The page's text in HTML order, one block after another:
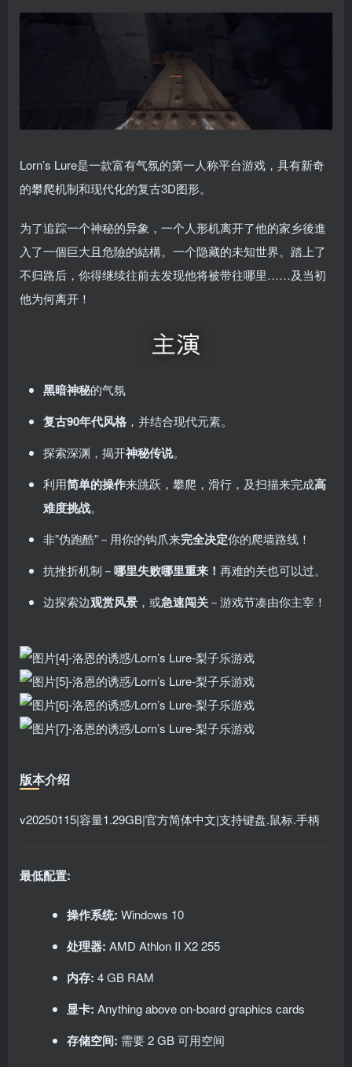
Lorn’s Lure是一款富有气氛的第一人称平台游戏，具有新奇
的攀爬机制和现代化的复古3D图形。
为了追踪一个神秘的异象，一个人形机离开了他的家乡後進
入了一個巨大且危險的結構。一个隐藏的未知世界。踏上了
不归路后，你得继续往前去发现他将被带往哪里……及当初
他为何离开！
黑暗神秘的气氛
复古90年代风格 ，并结合现代元素。
探索深渊，揭开神秘传说。
利用简单的操作来跳跃，攀爬，滑行，及扫描来完成高
难度挑战。
非”伪跑酷”－用你的钩爪来完全决定你的爬墙路线！
抗挫折机制－哪里失败哪里重来！ 再难的关也可以过。
边探索边观赏风景 ，或急速闯关－游戏节凑由你主宰！
版本介绍
v20250115|容量1.29GB|官方简体中文|支持键盘.鼠标.手柄
最低配置:
操作系统: Windows 10
处理器: AMD Athlon II X2 255
内存: 4 GB RAM
显卡: Anything above on-board graphics cards
存储空间: 需要 2 GB 可用空间